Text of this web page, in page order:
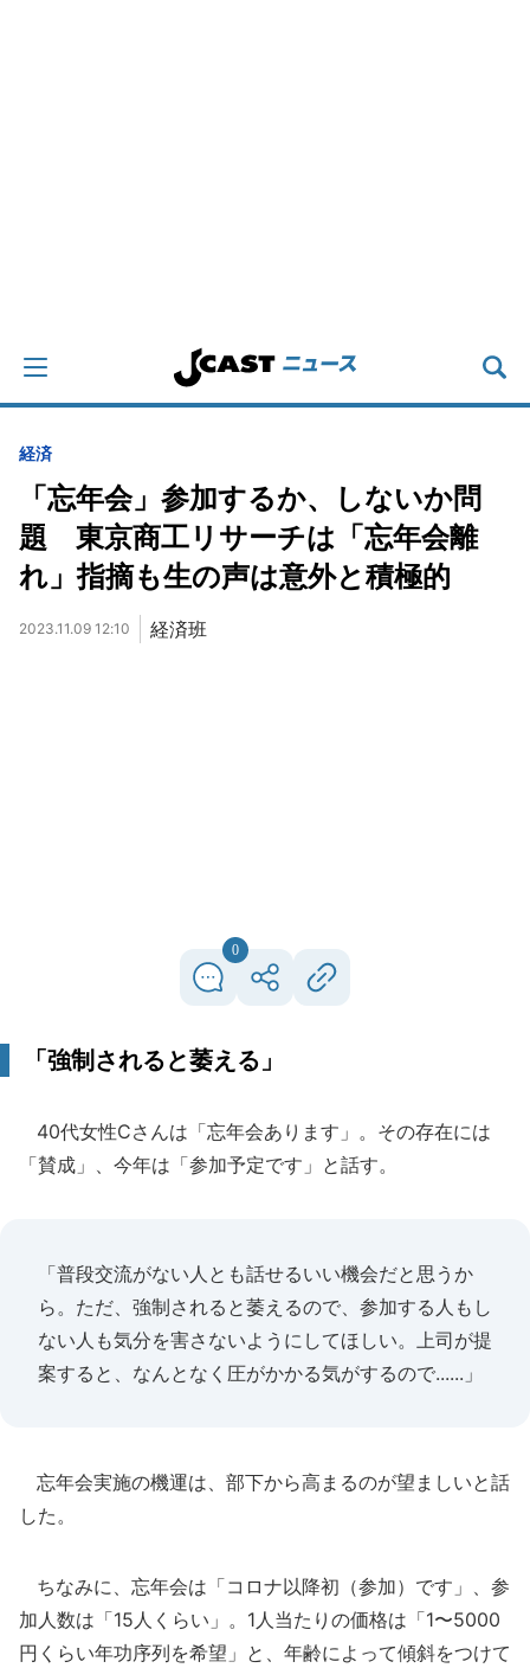
経済
「忘年会」参加するか、しないか問
題 東京商工リサーチは「忘年会離
れ」指摘も生の声は意外と積極的
2023.11.09 12:10 経済班
0
「強制されると萎える」
40代女性Cさんは「忘年会あります」。その存在には
「賛成」、今年は「参加予定です」と話す。
「普段交流がない人とも話せるいい機会だと思うか
ら。ただ、強制されると萎えるので、参加する人もし
ない人も気分を害さないようにしてほしい。上司が提
案すると、なんとなく圧がかかる気がするので......」
忘年会実施の機運は、部下から高まるのが望ましいと話
した。
ちなみに、忘年会は「コロナ以降初（参加）です」、参
加人数は「15人くらい」。1人当たりの価格は「1〜5000
円くらい年功序列を希望」と、年齢によって傾斜をつけて